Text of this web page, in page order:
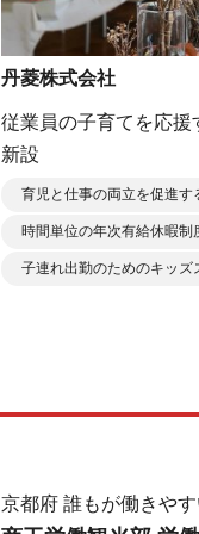
丹菱株式会社
従業員の子育てを応援
新設
育児と仕事の両立を促進す
時間単位の年次有給休暇制
子連れ出勤のためのキッズ
京都府 誰もが働きや